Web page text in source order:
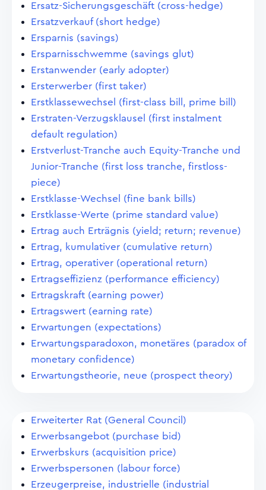
Ersatz-Sicherungsgeschäft (cross-hedge)
Ersatzverkauf (short hedge)
Ersparnis (savings)
Ersparnisschwemme (savings glut)
Erstanwender (early adopter)
Ersterwerber (first taker)
Erstklassewechsel (first-class bill, prime bill)
Erstraten-Verzugsklausel (first instalment
default regulation)
Erstverlust-Tranche auch Equity-Tranche und
Junior-Tranche (first loss tranche, firstloss-
piece)
Erstklasse-Wechsel (fine bank bills)
Erstklasse-Werte (prime standard value)
Ertrag auch Erträgnis (yield; return; revenue)
Ertrag, kumulativer (cumulative return)
Ertrag, operativer (operational return)
Ertragseffizienz (performance efficiency)
Ertragskraft (earning power)
Ertragswert (earning rate)
Erwartungen (expectations)
Erwartungsparadoxon, monetäres (paradox of
monetary confidence)
Erwartungstheorie, neue (prospect theory)
Erweiterter Rat (General Council)
Erwerbsangebot (purchase bid)
Erwerbskurs (acquisition price)
Erwerbspersonen (labour force)
Erzeugerpreise, industrielle (industrial